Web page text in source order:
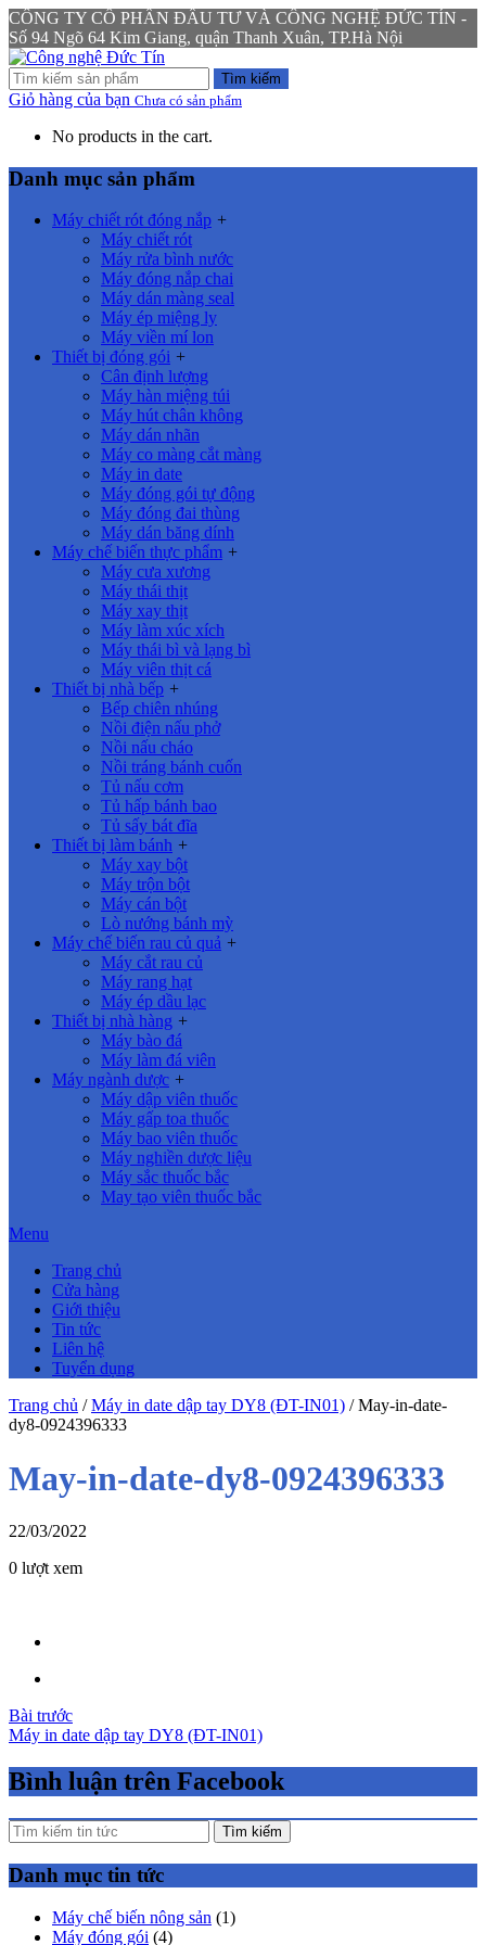
CÔNG TY CỔ PHẦN ĐẦU TƯ VÀ CÔNG NGHỆ ĐỨC TÍN -
Số 94 Ngõ 64 Kim Giang, quận Thanh Xuân, TP.Hà Nội
Tìm kiếm
Giỏ hàng của bạn Chưa có sản phẩm
No products in the cart.
Danh mục sản phẩm
Máy chiết rót đóng nắp +
Máy chiết rót
Máy rửa bình nước
Máy đóng nắp chai
Máy dán màng seal
Máy ép miệng ly
Máy viền mí lon
Thiết bị đóng gói +
Cân định lượng
Máy hàn miệng túi
Máy hút chân không
Máy dán nhãn
Máy co màng cắt màng
Máy in date
Máy đóng gói tự động
Máy đóng đai thùng
Máy dán băng dính
Máy chế biến thực phẩm +
Máy cưa xương
Máy thái thịt
Máy xay thịt
Máy làm xúc xích
Máy thái bì và lạng bì
Máy viên thịt cá
Thiết bị nhà bếp +
Bếp chiên nhúng
Nồi điện nấu phở
Nồi nấu cháo
Nồi tráng bánh cuốn
Tủ nấu cơm
Tủ hấp bánh bao
Tủ sấy bát đĩa
Thiết bị làm bánh +
Máy xay bột
Máy trộn bột
Máy cán bột
Lò nướng bánh mỳ
Máy chế biến rau củ quả +
Máy cắt rau củ
Máy rang hạt
Máy ép dầu lạc
Thiết bị nhà hàng +
Máy bào đá
Máy làm đá viên
Máy ngành dược +
Máy dập viên thuốc
Máy gấp toa thuốc
Máy bao viên thuốc
Máy nghiền dược liệu
Máy sắc thuốc bắc
May tạo viên thuốc bắc
Menu
Trang chủ
Cửa hàng
Giới thiệu
Tin tức
Liên hệ
Tuyển dụng
Trang chủ /Máy in date dập tay DY8 (ĐT-IN01) /May-in-date-
dy8-0924396333
May-in-date-dy8-0924396333
22/03/2022
0 lượt xem
Điều
hướng
bài
Bài trước
Máy in date dập tay DY8 (ĐT-IN01)
Bình luận trên Facebook
Tìm kiếm
Danh mục tin tức
Máy chế biến nông sản (1)
Máy đóng gói (4)